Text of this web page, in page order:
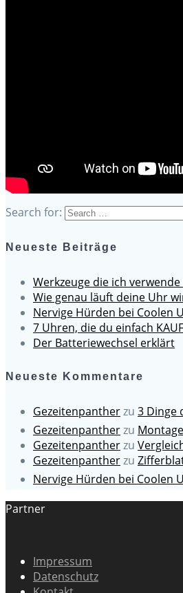
Search for:
Neueste Beiträge
Werkzeuge die ich
Wie genau läuft deine Uhr
Nervige Hürden bei Coolen
7 Uhren, die du einfach
Der Batteriewechsel erklärt
Neueste Kommentare
Gezeitenpantherzu 3 Dinge
Gezeitenpantherzu
Gezeitenpantherzu
Gezeitenpantherzu
Nervige Hürden bei Coolen
Partner
Impressum
Datenschutz